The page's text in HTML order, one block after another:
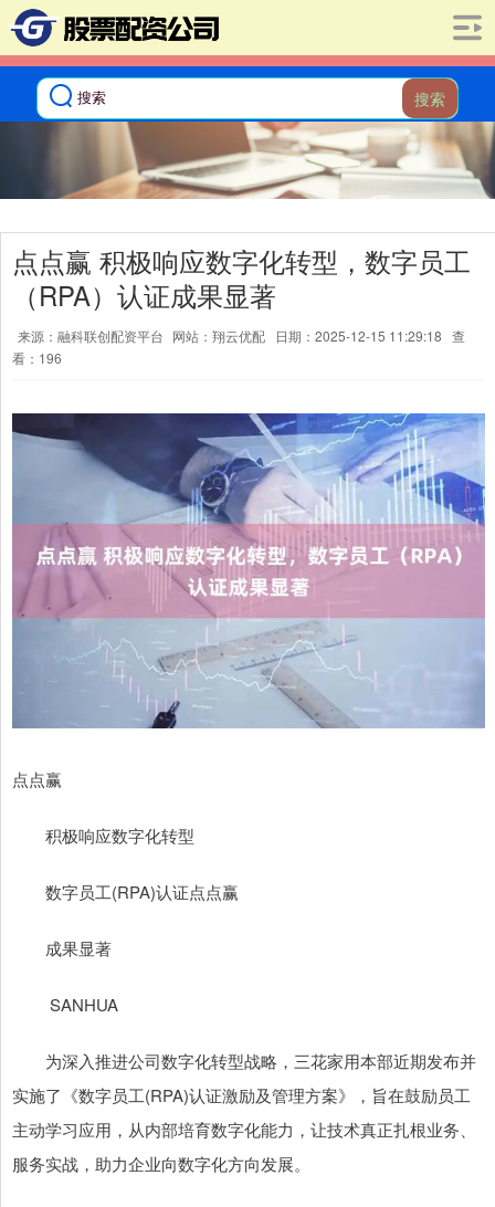
搜索
点点赢 积极响应数字化转型，数字员工
（RPA）认证成果显著
来源：融科联创配资平台 网站：翔云优配 日期：2025-12-15 11:29:18 查
看：196
点点赢
积极响应数字化转型
数字员工(RPA)认证点点赢
成果显著
SANHUA
为深入推进公司数字化转型战略，三花家用本部近期发布并
实施了《数字员工(RPA)认证激励及管理方案》，旨在鼓励员工
主动学习应用，从内部培育数字化能力，让技术真正扎根业务、
服务实战，助力企业向数字化方向发展。